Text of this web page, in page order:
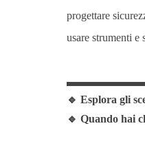
progettare
usare strumenti e
🔹 Esplora gli
🔹 Quando hai